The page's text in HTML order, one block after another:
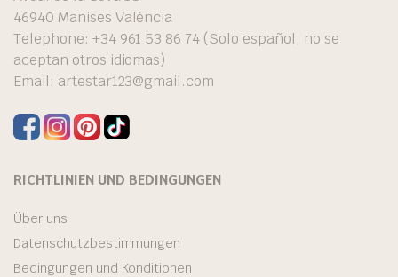
46940 Manises València
Telephone: +34 961 53 86 74 (Solo español, no se
aceptan otros idiomas)
Email: artestar123@gmail.com
RICHTLINIEN UND BEDINGUNGEN
Über uns
Datenschutzbestimmungen
Bedingungen und Konditionen